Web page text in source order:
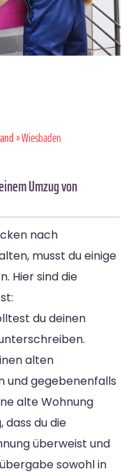
» Wiesbaden
Umzug von
nach
musst du einige
Hier sind die
du deinen
alten
und gegebenenfalls
alte Wohnung
dass du die
überweist und
sowohl in